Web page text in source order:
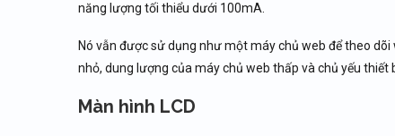
năng lượng tối thiểu dưới 100mA.
Nó vẫn được sử dụng như một máy chủ web để theo
nhỏ, dung lượng của máy chủ web thấp và chủ yếu thiết
Màn hình LCD